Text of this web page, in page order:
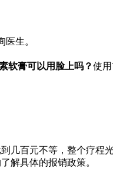
生。
软膏可以用脸上吗？使用
几百元不等，整个疗程
解具体的报销政策。